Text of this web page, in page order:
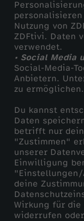
Nutzung von
ZDFtivi. Daten
verwendet.
• Social Media
Social-Media-
Anbietern.
zu ermöglichen.
Du kannst
Daten
betrifft nur
"Zustimmen"
unserer
Einwilligung
deine
Wirkung für die
widerrufen